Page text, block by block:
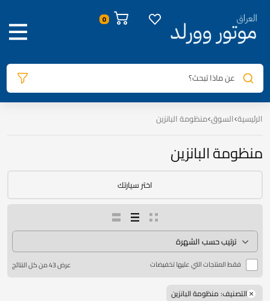
0
عن ماذا تبحث؟
الرئيسية السوق منظومة البانزين
منظومة البانزين
اختر سيارتك
فقط المنتجات التي عليها تخفيضات عرض ⁦43⁩ من كل النتائج
التصنيف: منظومة البانزين